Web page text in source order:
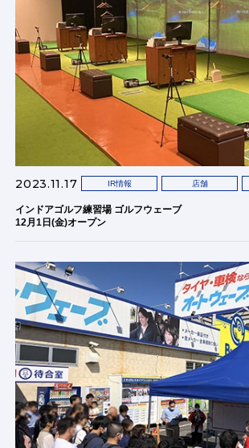
2023.11.17 IR情報 店舗
インドアゴルフ練習場 ゴルフウェーブ
12月1日(金)オープン